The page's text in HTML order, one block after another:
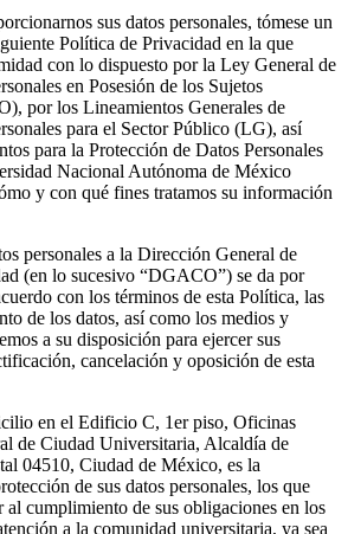
sus datos personales, tómese un
Política de Privacidad en la que
con lo dispuesto por la Ley General de
en Posesión de los Sujetos
por los Lineamientos Generales de
para el Sector Público (LG), así
para la Protección de Datos Personales
Nacional Autónoma de México
y con qué fines tratamos su información
personales a la Dirección General de
(en lo sucesivo “DGACO”) se da por
con los términos de esta Política, las
de los datos, así como los medios y
a su disposición para ejercer sus
cancelación y oposición de esta
en el Edificio C, 1er piso, Oficinas
de Ciudad Universitaria, Alcaldía de
04510, Ciudad de México, es la
de sus datos personales, los que
al cumplimiento de sus obligaciones en los
a la comunidad universitaria, ya sea